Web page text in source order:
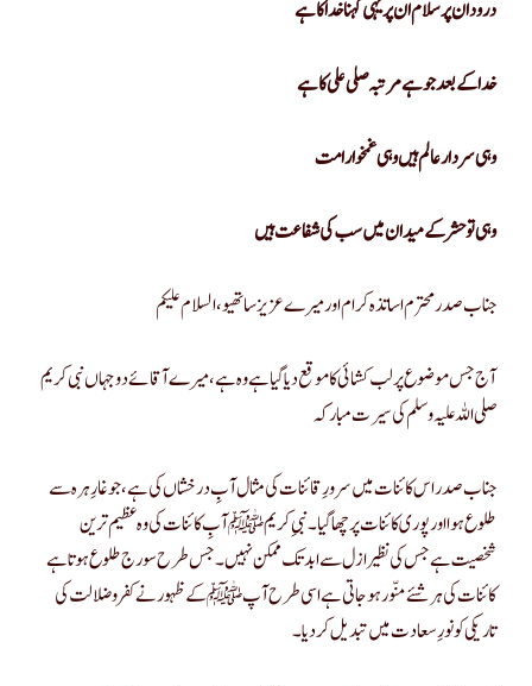
درود ان پر سلام ان پر یہی کہنا خدا کا ہے
خدا کے بعد جو ہے مرتبہ صلی علی کا ہے
وہی سردار عالم ہیں وہی غمخوار امت
وہی تو حشر کے میدان میں سب کی شفاعت ہیں
جناب صدر محترم اساتذہ کرام اور میرے عزیز ساتھیو، السلام علیکم
آج جس موضوع پر لب کشائی کا موقع دیا گیا ہے وہ ہے، میرے آقائے دو جہاں نبی کریم
صلی اللہ علیہ وسلم کی سیرت مبارکہ
طلوع ہوا اور پوری کائنات پر چھا گیا۔ نبی ِکریم ﷺ آبِ کائنات کی وہ عظیم ترین
شخصیت ہے جس کی نظیر ازل سے ابد تک ممکن نہیں ۔ جس طرح سورج طلوع ہوتا ہے
کائنات کی ہر شئے منّور ہو جاتی ہے اسی طرح آپ ﷺ کے ظہور نے کفر و ضلالت کی
تاریکی کو نورِ سعادت میں تبدیل کر دیا۔